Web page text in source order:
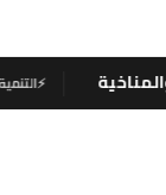
⚡التنمية العالمية